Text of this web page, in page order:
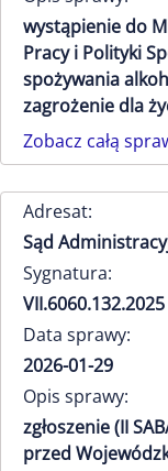
wystąpienie do
Pracy i Polityki
spożywania
zagrożenie dla
Zobacz całą
Adresat:
Sąd
Sygnatura:
VII.6060.132.2025
Data sprawy:
2026-01-29
Opis sprawy:
zgłoszenie (II
przed